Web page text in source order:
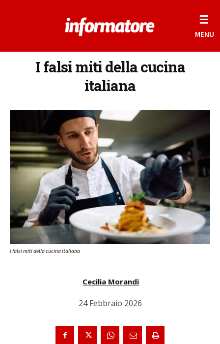
☰
MENU
I falsi miti della cucina
italiana
I falsi miti della cucina italiana
Cecilia Morandi
24 Febbraio 2026